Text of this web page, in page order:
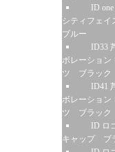
ID
シティフェ
ブルー
ID33
ボレーション
ツ ブラック
ID41
ボレーション
ツ ブラック
ID ロ
キャップ